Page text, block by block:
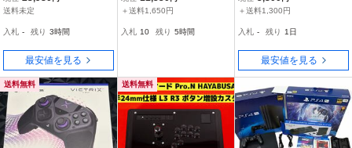
UH-7200B 本体
送料未定
入札 - 残り 3時間
最安値を見る
on4 CUH-7000B 初期化
欠品 E02-053kk/G4
＋送料1,650円
入札 10 残り 5時間
ラック 1TB CUH-7200BB
ョン4〈033-260806-em-
24-IWA〉
＋送料1,300円
入札 - 残り 1日
最安値を見る
送料無料 送料無料